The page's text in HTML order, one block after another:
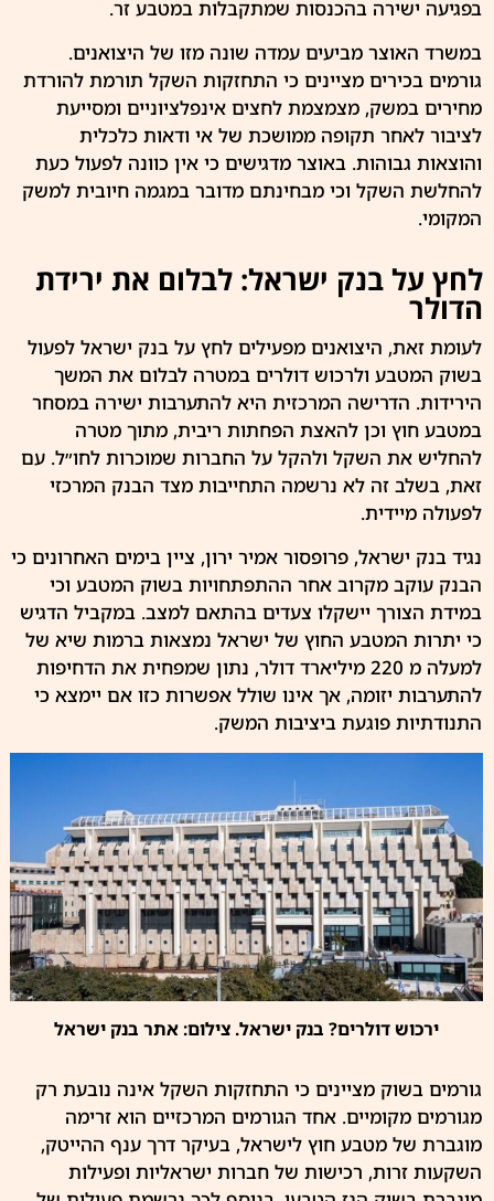
בפגיעה ישירה בהכנסות שמתקבלות במטבע זר.
במשרד האוצר מביעים עמדה שונה מזו של היצואנים.
גורמים בכירים מציינים כי התחזקות השקל תורמת להורדת
מחירים במשק, מצמצמת לחציםאינפלציוניים ומסייעת
לציבור לאחר תקופה ממושכת של אי ודאות כלכלית
והוצאות גבוהות. באוצר מדגישים כי אין כוונה לפעול כעת
להחלשת השקל וכי מבחינתם מדובר במגמה חיובית למשק
המקומי.
לחץ על בנק ישראל: לבלום את ירידת
הדולר
לעומת זאת, היצואנים מפעילים לחץ על בנק ישראל לפעול
בשוק המטבע ולרכושדולרים במטרה לבלום את המשך
הירידות. הדרישה המרכזית היא להתערבות ישירה במסחר
במטבע חוץ וכן להאצת הפחתות ריבית, מתוך מטרה
להחליש את השקל ולהקל על החברות שמוכרות לחו״ל. עם
זאת, בשלב זה לא נרשמה התחייבות מצד הבנק המרכזי
לפעולה מיידית.
נגיד בנק ישראל, פרופסור אמיר ירון, ציין בימים האחרונים כי
הבנק עוקב מקרוב אחר ההתפתחויות בשוק המטבע וכי
במידת הצורך יישקלו צעדים בהתאם למצב. במקביל הדגיש
כי יתרות המטבע החוץ של ישראל נמצאות ברמות שיא של
למעלה מ 220 מיליארד
דולר, נתון שמפחית את הדחיפות
להתערבות יזומה, אך אינו שולל אפשרות כזו אם יימצא כי
התנודתיות פוגעת ביציבות המשק.
ירכוש דולרים? בנק ישראל. צילום: אתר בנק ישראל
גורמים בשוק מציינים כי התחזקות השקל אינה נובעת רק
מגורמים מקומיים. אחד הגורמים המרכזיים הוא זרימה
מוגברת של מטבע חוץ לישראל, בעיקר דרך ענף ההייטק,
השקעות זרות, רכישות של חברות ישראליות ופעילות